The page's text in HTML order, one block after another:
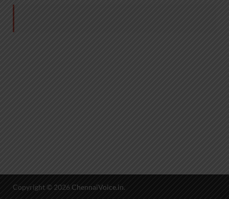
Copyright © 2026 ChennaiVoice.in.